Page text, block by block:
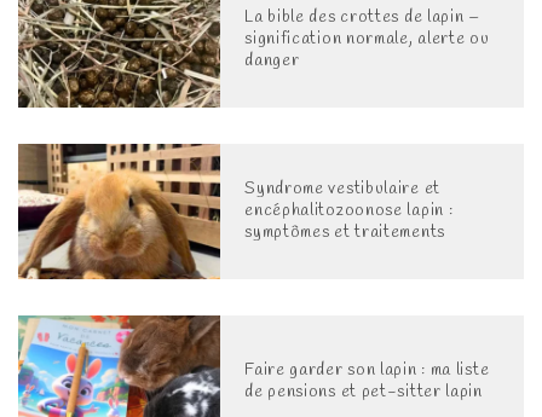
La bible des crottes de lapin –
signification normale, alerte ou
danger
Syndrome vestibulaire et
encéphalitozoonose lapin :
symptômes et traitements
Faire garder son lapin : ma liste
de pensions et pet-sitter lapin